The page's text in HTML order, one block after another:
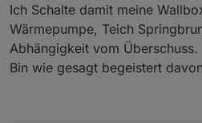
Ich Schalte damit meine
Wärmepumpe, Teich
Abhängigkeit vom Überschuss.
Bin wie gesagt begeistert